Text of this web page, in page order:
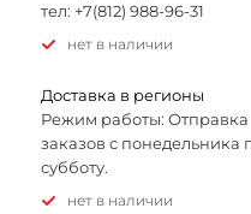
тел: +7(812) 988-96-31
Нет в наличии
Доставка в регионы
Режим работы: Отправка
заказов с понедельника
субботу.
Нет в наличии